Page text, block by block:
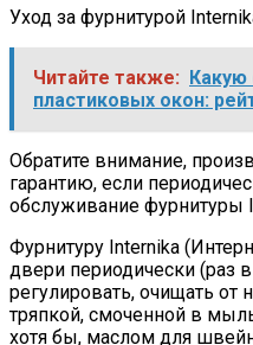
Уход за фурнитурой
Читайте также: Какую
пластиковых окон:
Обратите внимание,
гарантию, если
обслуживание фурнитуры
Фурнитуру Internika
двери периодически (раз
регулировать, очищать от
тряпкой, смоченной в
хотя бы, маслом для